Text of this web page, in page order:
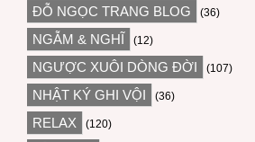
ĐỖ NGỌC TRANG BLOG (36)
NGẪM & NGHĨ (12)
NGƯỢC XUÔI DÒNG ĐỜI (107)
NHẬT KÝ GHI VỘI (36)
RELAX (120)